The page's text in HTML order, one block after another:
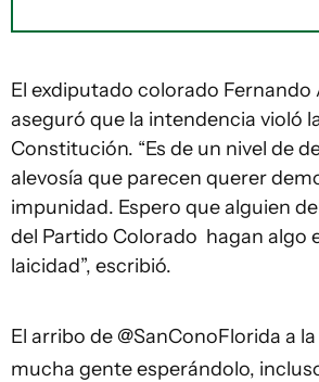
El exdiputado colorado
aseguró que la intendencia violó
Constitución. “Es de un nivel de
alevosía que parecen querer
impunidad. Espero que alguien
del Partido Colorado hagan algo
laicidad”, escribió.
El arribo de @SanConoFlorida a
mucha gente esperándolo,